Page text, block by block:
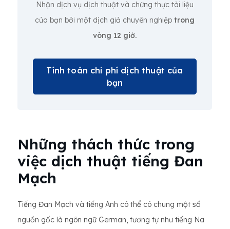
Nhận dịch vụ dịch thuật và chứng thực tài liệu
của bạn bởi một dịch giả chuyên nghiệp trong
vòng 12 giờ.
Tính toán chi phí dịch thuật của
bạn
Những thách thức trong
việc dịch thuật tiếng Đan
Mạch
Tiếng Đan Mạch và tiếng Anh có thể có chung một số
nguồn gốc là ngôn ngữ German, tương tự như tiếng Na